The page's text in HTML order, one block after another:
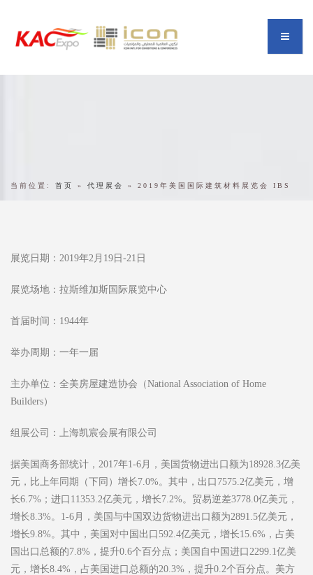
当前位置: 首页 » 代理展会 » 2019年美国国际建筑材料展览会 IBS
展览日期：2019年2月19日-21日
展览场地：拉斯维加斯国际展览中心
首届时间：1944年
举办周期：一年一届
主办单位：全美房屋建造协会（National Association of Home
Builders）
组展公司：上海凯宸会展有限公司
据美国商务部统计，2017年1-6月，美国货物进出口额为18928.3亿美
元，比上年同期（下同）增长7.0%。其中，出口7575.2亿美元，增
长6.7%；进口11353.2亿美元，增长7.2%。贸易逆差3778.0亿美元，
增长8.3%。1-6月，美国与中国双边货物进出口额为2891.5亿美元，
增长9.8%。其中，美国对中国出口592.4亿美元，增长15.6%，占美
国出口总额的7.8%，提升0.6个百分点；美国自中国进口2299.1亿美
元，增长8.4%，占美国进口总额的20.3%，提升0.2个百分点。美方